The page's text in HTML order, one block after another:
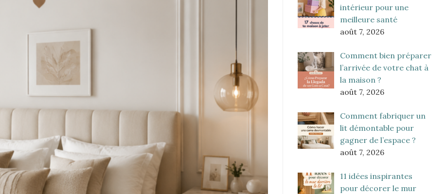
intérieur pour une
meilleure santé
août 7, 2026
Comment bien préparer
l’arrivée de votre chat à
la maison ?
août 7, 2026
Comment fabriquer un
lit démontable pour
gagner de l’espace ?
août 7, 2026
11 idées inspirantes
pour décorer le mur